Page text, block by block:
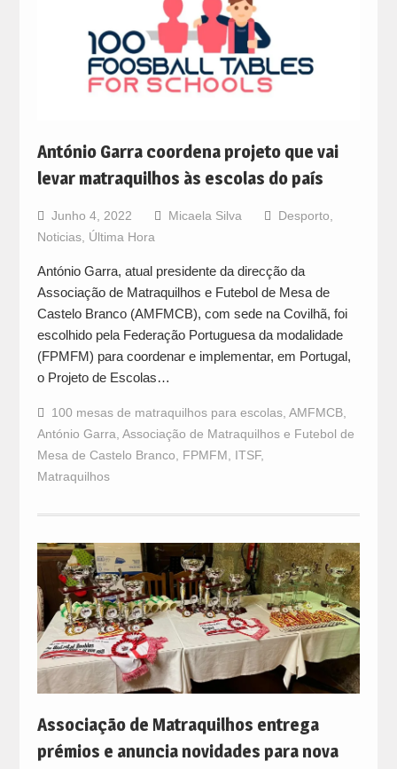
António Garra coordena projeto que vai
levar matraquilhos às escolas do país
Junho 4, 2022 Micaela Silva Desporto
Noticias, Última Hora
António Garra, atual presidente da direcção da
Associação de Matraquilhos e Futebol de Mesa de
Castelo Branco (AMFMCB), com sede na Covilhã, foi
escolhido pela Federação Portuguesa da modalidade
(FPMFM) para coordenar e implementar, em Portugal,
o Projeto de Escolas…
100 mesas de matraquilhos para escolas, AMFMCB,
António Garra Associação de Matraquilhos e Futebol de
Mesa de Castelo Branco
FPMFM ITSF,
Matraquilhos
Associação de Matraquilhos entrega
prémios e anuncia novidades para nova